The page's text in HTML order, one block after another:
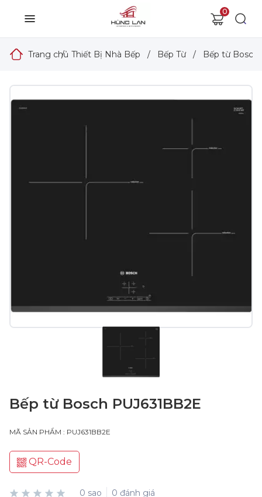
0
Trang chủ
/ Thiết Bị Nhà Bếp / Bếp Từ / Bếp từ Bosch
Bếp từ Bosch PUJ631BB2E
MÃ SẢN PHẨM : PUJ631BB2E
QR-Code
0 sao 0 đánh giá